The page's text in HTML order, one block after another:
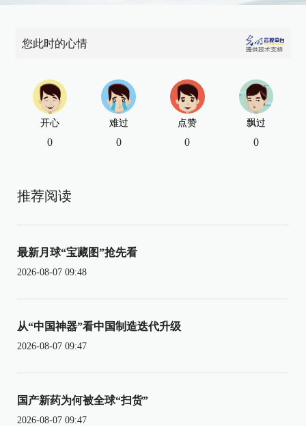
您此时的心情
开心
0
难过
0
点赞
0
飘过
0
推荐阅读
最新月球“宝藏图”抢先看
2026-08-07 09:48
从“中国神器”看中国制造迭代升级
2026-08-07 09:47
国产新药为何被全球“扫货”
2026-08-07 09:47